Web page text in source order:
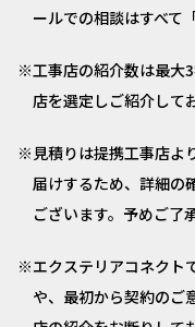
ールでの相談はすべて
工事店の紹介数は最大
店を選定しご紹介して
見積りは提携工事店よ
届けするため、詳細の
ございます。予めご了
エクステリアコネクト
や、最初から契約のご